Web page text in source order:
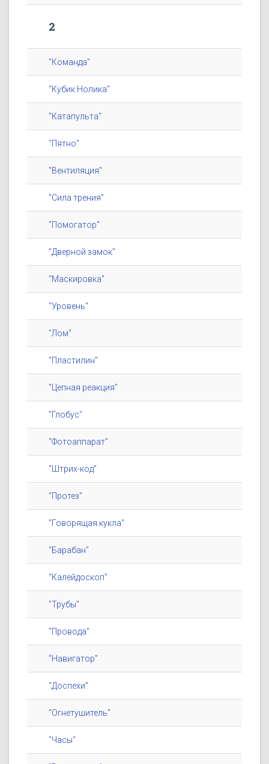
2
"Команда"
"Кубик Нолика"
"Катапульта"
"Пятно"
"Вентиляция"
"Сила трения"
"Помогатор"
"Дверной замок"
"Маскировка"
"Уровень"
"Лом"
"Пластилин"
"Цепная реакция"
"Глобус"
"Фотоаппарат"
"Штрих-код"
"Протез"
"Говорящая кукла"
"Барабан"
"Калейдоскоп"
"Трубы"
"Провода"
"Навигатор"
"Доспехи"
"Огнетушитель"
"Часы"